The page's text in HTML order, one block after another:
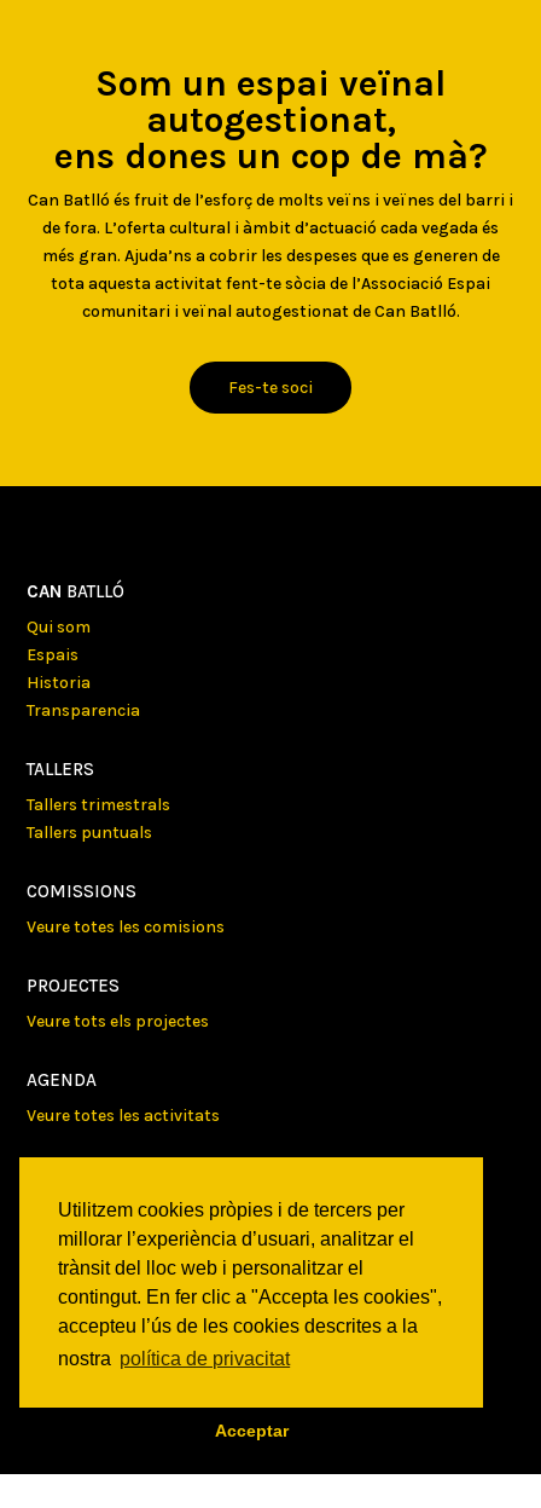
Utilitzem cookies pròpies i de tercers per
millorar l’experiència d’usuari, analitzar el
trànsit del lloc web i personalitzar el
contingut. En fer clic a "Accepta les cookies",
accepteu l’ús de les cookies descrites a la
nostra política de privacitat
Acceptar
Som un espai veïnal
autogestionat,
ens dones un cop de mà?
Can Batlló és fruit de l’esforç de molts veïns i veïnes del barri i
de fora. L’oferta cultural i àmbit d’actuació cada vegada és
més gran. Ajuda’ns a cobrir les despeses que es generen de
tota aquesta activitat fent-te sòcia de l’Associació Espai
comunitari i veïnal autogestionat de Can Batlló.
Fes-te soci
CAN BATLLÓ
Qui som
Espais
Historia
Transparencia
TALLERS
Tallers trimestrals
Tallers puntuals
COMISSIONS
Veure totes les comisions
PROJECTES
Veure tots els projectes
AGENDA
Veure totes les activitats
Activitats
Comunicats
Victories
ON SOM?
c/ Constitució 19
CONTACTE